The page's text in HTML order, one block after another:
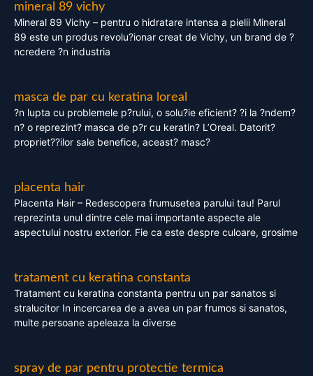
mineral 89 vichy
Mineral 89 Vichy – pentru o hidratare intensa a pielii Mineral
89 este un produs revolu?ionar creat de Vichy, un brand de ?
ncredere ?n industria
masca de par cu keratina loreal
?n lupta cu problemele p?rului, o solu?ie eficient? ?i la ?ndem?
n? o reprezint? masca de p?r cu keratin? L’Oreal. Datorit?
propriet??ilor sale benefice, aceast? masc?
placenta hair
Placenta Hair – Redescopera frumusetea parului tau! Parul
reprezinta unul dintre cele mai importante aspecte ale
aspectului nostru exterior. Fie ca este despre culoare, grosime
tratament cu keratina constanta
Tratament cu keratina constanta pentru un par sanatos si
stralucitor In incercarea de a avea un par frumos si sanatos,
multe persoane apeleaza la diverse
spray de par pentru protectie termica